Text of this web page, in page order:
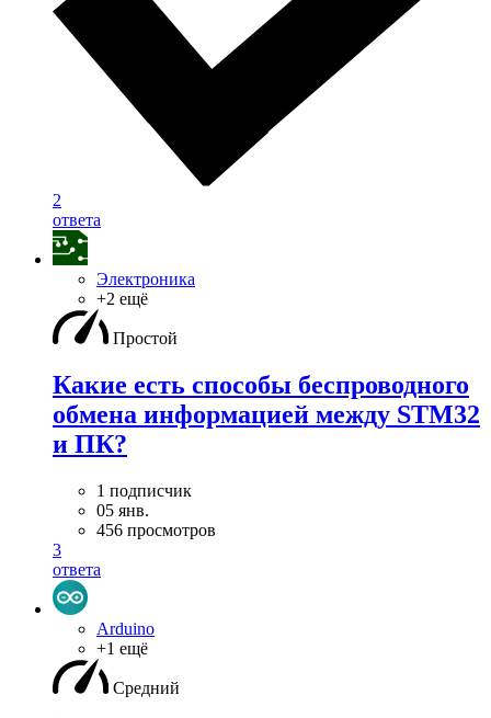
2
ответа
Электроника
+2 ещё
Простой
Какие есть способы беспроводного
обмена информацией между STM32
и ПК?
1 подписчик
05 янв.
456 просмотров
3
ответа
Arduino
+1 ещё
Средний